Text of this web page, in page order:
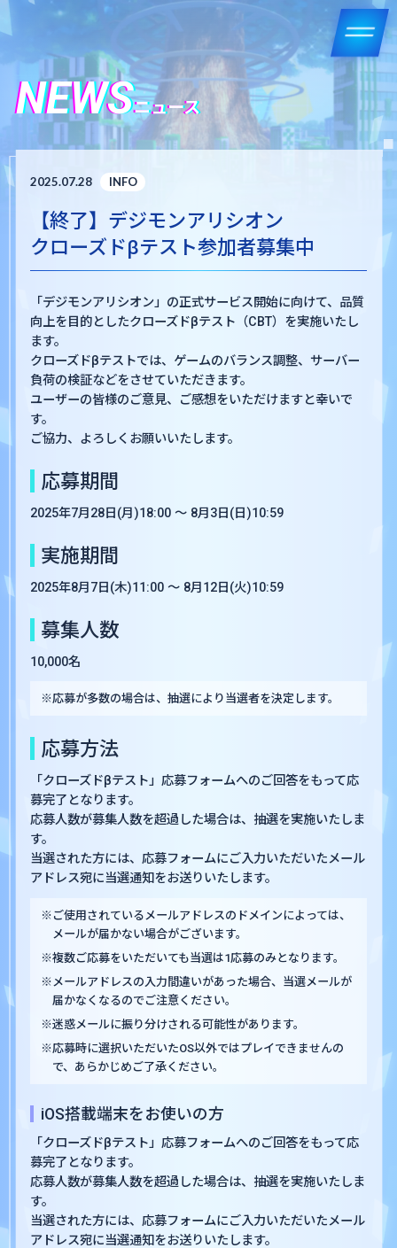
NEWSニュース
2025.07.28 INFO
【終了】デジモンアリシオン
クローズドβテスト参加者募集中
「デジモンアリシオン」の正式サービス開始に向けて、品質
向上を目的としたクローズドβテスト（CBT）を実施いたし
ます。
クローズドβテストでは、ゲームのバランス調整、サーバー
負荷の検証などをさせていただきます。
ユーザーの皆様のご意見、ご感想をいただけますと幸いで
す。
ご協力、よろしくお願いいたします。
応募期間
2025年7月28日(月)18:00 〜 8月3日(日)10:59
実施期間
2025年8月7日(木)11:00 〜 8月12日(火)10:59
募集人数
10,000名
※応募が多数の場合は、抽選により当選者を決定します。
応募方法
「クローズドβテスト」応募フォームへのご回答をもって応
募完了となります。
応募人数が募集人数を超過した場合は、抽選を実施いたしま
す。
当選された方には、応募フォームにご入力いただいたメール
アドレス宛に当選通知をお送りいたします。
※ご使用されているメールアドレスのドメインによっては、
メールが届かない場合がございます。
※複数ご応募をいただいても当選は1応募のみとなります。
※メールアドレスの入力間違いがあった場合、当選メールが
届かなくなるのでご注意ください。
※迷惑メールに振り分けされる可能性があります。
※応募時に選択いただいたOS以外ではプレイできませんの
で、あらかじめご了承ください。
iOS搭載端末をお使いの方
「クローズドβテスト」応募フォームへのご回答をもって応
募完了となります。
応募人数が募集人数を超過した場合は、抽選を実施いたしま
す。
当選された方には、応募フォームにご入力いただいたメール
アドレス宛に当選通知をお送りいたします。